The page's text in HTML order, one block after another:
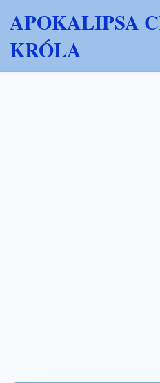
APOKALIPSA
KRÓLA